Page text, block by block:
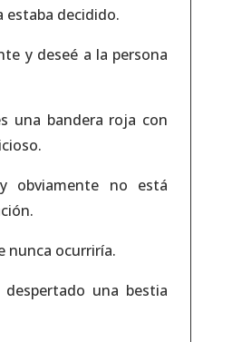
estaba decidido.
y deseé a la persona
una bandera roja con
obviamente no está
nunca ocurriría.
una bestia